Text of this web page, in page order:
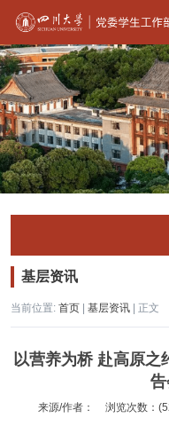
基层资讯
当前位置: 首页 基层资讯 | 正文
以营养为桥 赴高原
来源/作者： 浏览次数：(